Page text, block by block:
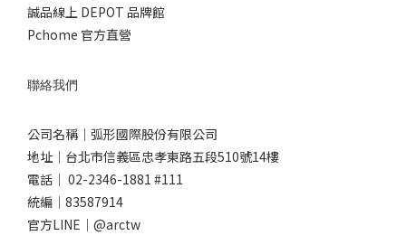
誠品線上 DEPOT 品牌館
Pchome 官方直營
聯絡我們
公司名稱｜弧形國際股份有限公司
地址｜台北市信義區忠孝東路五段510號14樓
電話｜ 02-2346-1881 #111
統編｜83587914
官方LINE｜@arctw